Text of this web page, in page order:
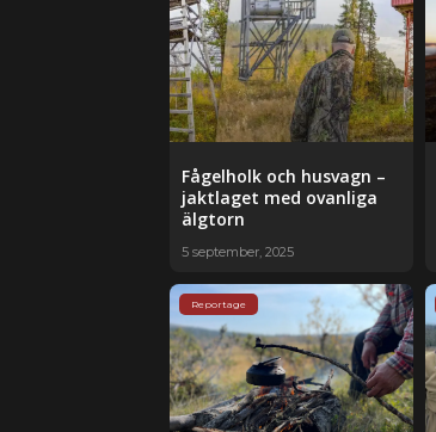
Fågelholk och husvagn –
jaktlaget med ovanliga
älgtorn
5 september, 2025
Reportage